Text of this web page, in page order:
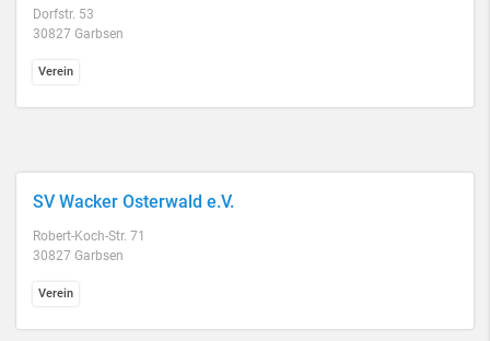
Dorfstr. 53
30827 Garbsen
Verein
SV Wacker Osterwald e.V.
Robert-Koch-Str. 71
30827 Garbsen
Verein